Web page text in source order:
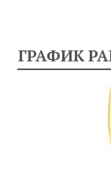
ГРАФИК